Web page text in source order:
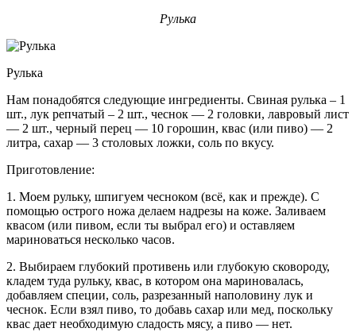
Рулька
Рулька
Нам понадобятся следующие ингредиенты. Свиная рулька – 1
шт., лук репчатый – 2 шт., чеснок — 2 головки, лавровый лист
— 2 шт., черный перец — 10 горошин, квас (или пиво) — 2
литра, сахар — 3 столовых ложки, соль по вкусу.
Приготовление:
1. Моем рульку, шпигуем чесноком (всё, как и прежде). С
помощью острого ножа делаем надрезы на коже. Заливаем
квасом (или пивом, если ты выбрал его) и оставляем
мариноваться несколько часов.
2. Выбираем глубокий противень или глубокую сковороду,
кладем туда рульку, квас, в котором она мариновалась,
добавляем специи, соль, разрезанный наполовину лук и
чеснок. Если взял пиво, то добавь сахар или мед, поскольку
квас дает необходимую сладость мясу, а пиво — нет.